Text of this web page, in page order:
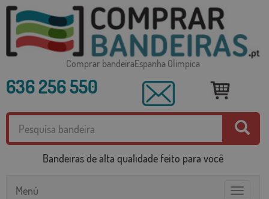
Comprar bandeiraEspanha Olimpica
636 256 550
Bandeiras de alta qualidade feito para você
Toggle
Menú